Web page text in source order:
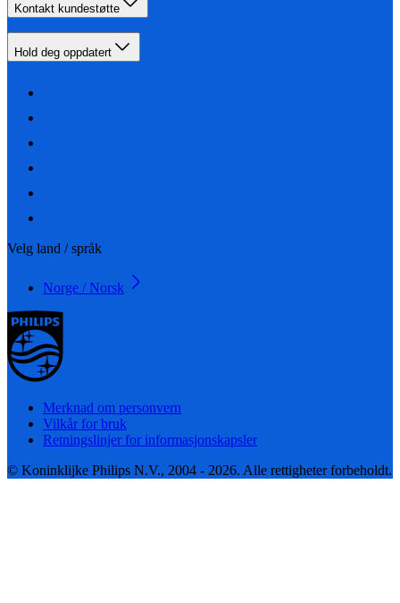
Kontakt kundestøtte
Hold deg oppdatert
Velg land / språk
Norge / Norsk
Merknad om personvern
Vilkår for bruk
Retningslinjer for informasjonskapsler
© Koninklijke Philips N.V., 2004 - 2026. Alle rettigheter forbeholdt.